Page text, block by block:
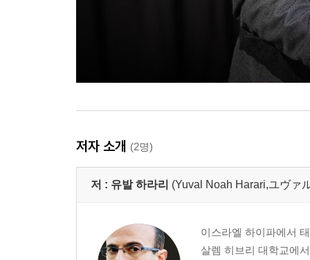
저자 소개 (2명)
저 : 유발 하라리 (Yuval Noah Harari,ユヴァ
이스라엘 하이파에서
살렘 히브리 대학교에